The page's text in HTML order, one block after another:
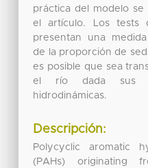
práctica del modelo se
el artículo. Los tests
presentan una
de la proporción de
es posible que sea
el río dada sus
hidrodinámicas.
Descripción:
Polycyclic aromatic
(PAHs) originating